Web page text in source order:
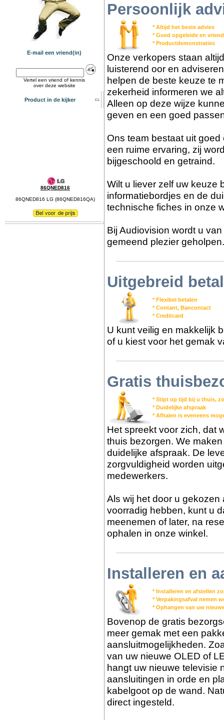
E-mail een vriend(in)
Vertel een vriend of kennis
over deze website
Product in de kijker
86QNED816
86QNED816 LG (86QNED816QA)
Persoonlijk
* Altijd het beste advies
* Goed opgeleide en
* Productdemonstraties
Onze verkopers staan
luisterend oor en
helpen de beste keuze te
zekerheid informeren we
Alleen op deze wijze
geven en een goed
Ons team bestaat uit
een ruime ervaring, zij
bijgeschoold en getraind.
Wilt u liever zelf uw keuze
informatiebordjes en de
technische fiches in onze
Bij Audiovision wordt u
gemeend plezier geholpen.
Uitgebreid
* Flexibel betalen
* Contant, Bancontact
* Creditcard
U kunt veilig en makkelijk
of u kiest voor het gemak
Gratis
* Stipt op tijd bij u thuis,
* Duidelijke afspraak
* Afhalen is eveneens
Het spreekt voor zich, dat
thuis bezorgen. We
duidelijke afspraak. De
zorgvuldigheid worden
medewerkers.
Als wij het door u gekozen
voorradig hebben, kunt u
meenemen of later, na
ophalen in onze winkel.
Installeren en
* Installeren en afstellen
* Verpakingsafval nemen
* Ophangen van uw
Bovenop de gratis
meer gemak met een
aansluitmogelijkheden.
van uw nieuwe OLED of
hangt uw nieuwe televisie
aansluitingen in orde en
kabelgoot op de wand.
direct ingesteld.